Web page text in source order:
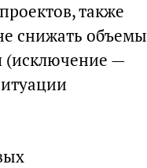
также
снижать объемы
(исключение —